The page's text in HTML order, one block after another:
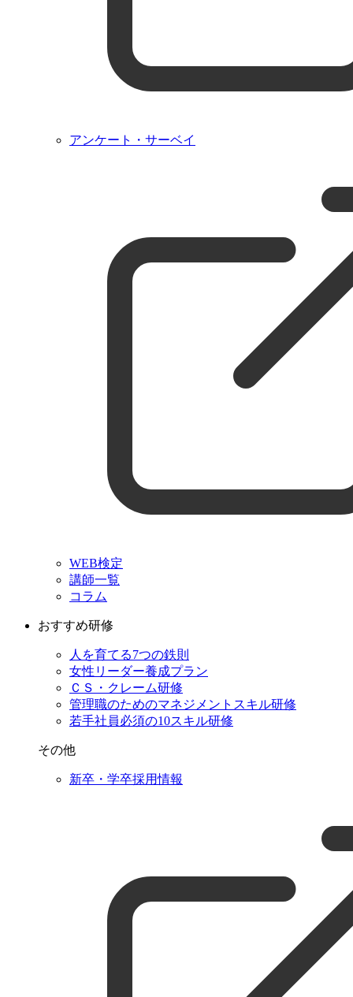
アンケート・サーベイ
WEB検定
講師一覧
コラム
おすすめ研修
人を育てる7つの鉄則
女性リーダー養成プラン
ＣＳ・クレーム研修
管理職のためのマネジメントスキル研修
若手社員必須の10スキル研修
その他
新卒・学卒採用情報